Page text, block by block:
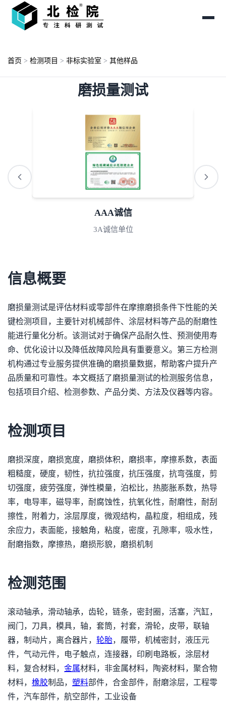
首页 > 检测项目 > 非标实验室 > 其他样品
磨损量测试
AAA诚信
3A诚信单位
信息概要
磨损量测试是评估材料或零部件在摩擦磨损条件下性能的关
键检测项目，主要针对机械部件、涂层材料等产品的耐磨性
能进行量化分析。该测试对于确保产品耐久性、预测使用寿
命、优化设计以及降低故障风险具有重要意义。第三方检测
机构通过专业服务提供准确的磨损量数据，帮助客户提升产
品质量和可靠性。本文概括了磨损量测试的检测服务信息，
包括项目介绍、检测参数、产品分类、方法及仪器等内容。
检测项目
磨损深度，磨损宽度，磨损体积，磨损率，摩擦系数，表面
粗糙度，硬度，韧性，抗拉强度，抗压强度，抗弯强度，剪
切强度，疲劳强度，弹性模量，泊松比，热膨胀系数，热导
率，电导率，磁导率，耐腐蚀性，抗氧化性，耐磨性，耐刮
擦性，附着力，涂层厚度，微观结构，晶粒度，相组成，残
余应力，表面能，接触角，粘度，密度，孔隙率，吸水性，
耐磨指数，摩擦热，磨损形貌，磨损机制
检测范围
滚动轴承，滑动轴承，齿轮，链条，密封圈，活塞，汽缸，
阀门，刀具，模具，轴，套筒，衬套，滑轮，皮带，联轴
器，制动片，离合器片， 轮胎，履带，机械密封，液压元
件，气动元件，电子触点，连接器，印刷电路板，涂层材
料，复合材料， 金属材料，非金属材料，陶瓷材料，聚合物
材料， 橡胶制品， 塑料部件，合金部件，耐磨涂层，工程零
件，汽车部件，航空部件，工业设备